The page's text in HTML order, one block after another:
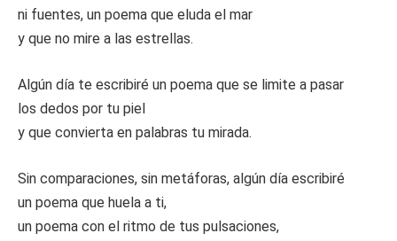
ni fuentes, un poema que eluda el mar
y que no mire a las estrellas.
Algún día te escribiré un poema que se limite a pasar
los dedos por tu piel
y que convierta en palabras tu mirada.
Sin comparaciones, sin metáforas, algún día escribiré
un poema que huela a ti,
un poema con el ritmo de tus pulsaciones,